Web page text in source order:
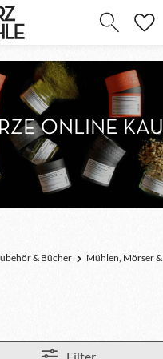
ONLINE
& Bücher Mühlen, Mörser &